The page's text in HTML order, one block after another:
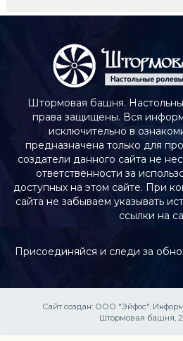
Штормовая башня.
права защищены. Вся
исключительно в
предназначена только для
создатели данного сайта не
ответственности за
доступных на этом сайте. При
сайта не забываем указывать
ссылки на
Присоединяйся и следи за
Сайт создан: ООО "Эйфос".
Штормовая башня,